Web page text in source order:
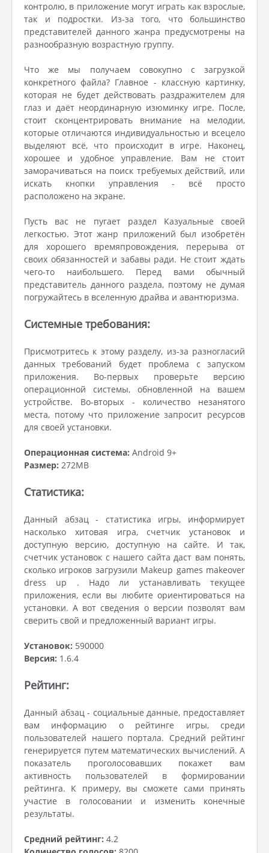
контролю, в приложение могут играть как взрослые,
так и подростки. Из-за того, что большинство
представителей данного жанра предусмотрены на
разнообразную возрастную группу.
Что же мы получаем совокупно с загрузкой
конкретного файла? Главное - классную картинку,
которая не будет действовать раздражителем для
глаз и даёт неординарную изюминку игре. После,
стоит сконцентрировать внимание на мелодии,
которые отличаются индивидуальностью и всецело
выделяют всё, что происходит в игре. Наконец,
хорошее и удобное управление. Вам не стоит
заморачиваться на поиск требуемых действий, или
искать кнопки управления - всё просто
расположено на экране.
Пусть вас не пугает раздел Казуальные своей
легкостью. Этот жанр приложений был изобретён
для хорошего времяпровождения, перерыва от
своих обязанностей и забавы ради. Не стоит ждать
чего-то наибольшего. Перед вами обычный
представитель данного раздела, поэтому не думая
погружайтесь в вселенную драйва и авантюризма.
Системные требования:
Присмотритесь к этому разделу, из-за разногласий
данных требований будет проблема с запуском
приложения. Во-первых проверьте версию
операционной системы, обновленной на вашем
устройстве. Во-вторых - количество незанятого
места, потому что приложение запросит ресурсов
для своей установки.
Операционная система: Android 9+
Размер: 272MB
Статистика:
Данный абзац - статистика игры, информирует
насколько хитовая игра, счетчик установок и
доступную версию, доступную на сайте. И так,
счетчик установок с нашего сайта даст вам понять,
сколько игроков загрузили Makeup games makeover
dress up . Надо ли устанавливать текущее
приложения, если вы любите ориентироваться на
установки. А вот сведения о версии позволят вам
сверить свой и предложенный вариант игры.
Установок: 590000
Версия: 1.6.4
Рейтинг:
Данный абзац - социальные данные, предоставляет
вам информацию о рейтинге игры, среди
пользователей нашего портала. Средний рейтинг
генерируется путем математических вычислений. А
показатель проголосовавших покажет вам
активность пользователей в формировании
рейтинга. К примеру, вы сможете сами принять
участие в голосовании и изменить конечные
результаты.
Средний рейтинг: 4.2